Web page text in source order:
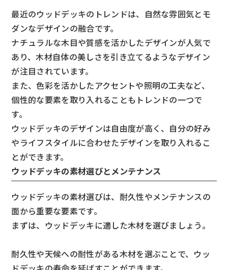
最近のウッドデッキのトレンドは、自然な雰囲気とモ
ダンなデザインの融合です。
ナチュラルな木目や質感を活かしたデザインが人気で
あり、木材自体の美しさを引き立てるようなデザイン
が注目されています。
また、色彩を活かしたアクセントや照明の工夫など、
個性的な要素を取り入れることもトレンドの一つで
す。
ウッドデッキのデザインは自由度が高く、自分の好み
やライフスタイルに合わせたデザインを取り入れるこ
とができます。
ウッドデッキの素材選びとメンテナンス
ウッドデッキの素材選びは、耐久性やメンテナンスの
面から重要な要素です。
まずは、ウッドデッキに適した木材を選びましょう。
耐久性や天候への耐性がある木材を選ぶことで、ウッ